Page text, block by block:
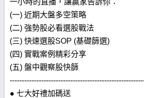
(一) 近期大盤多空策略
(二) 強勢股必看選股戰法
(三) 快速選股SOP (基礎篩選)
(四) 實戰案例精彩分享
(五) 盤中觀察股快篩
● 七大好禮加碼送